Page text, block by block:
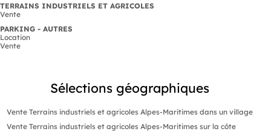
TERRAINS INDUSTRIELS ET AGRICOLES
Vente
PARKING - AUTRES
Location
Vente
Sélections géographiques
Vente Terrains industriels et agricoles Alpes-Maritimes dans un village
Vente Terrains industriels et agricoles Alpes-Maritimes sur la côte